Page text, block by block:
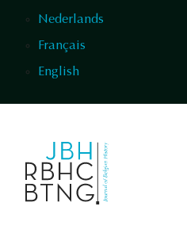
Nederlands
Français
English